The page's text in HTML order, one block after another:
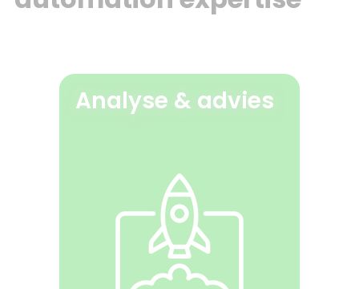
Analyse & advies